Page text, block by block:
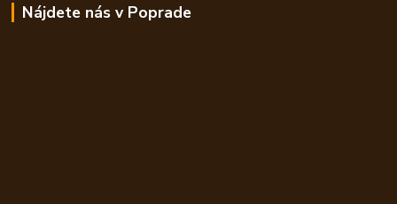
Nájdete nás v Poprade